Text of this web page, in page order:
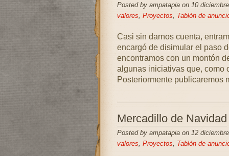
Posted by ampatapia on 10
valores, Proyectos, Tablón de
Casi sin darnos cuenta,
encargó de disimular el paso
encontramos con un montón
algunas iniciativas que, como
Posteriormente publicaremos
Mercadillo de Navidad
Posted by ampatapia on 12
valores, Proyectos, Tablón de